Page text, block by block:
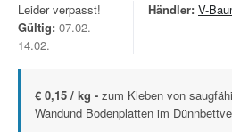
Leider verpasst!
Gültig: 07.02. -
14.02.
Händler: V-
€ 0,15 / kg - zum Kleben von
Wandund Bodenplatten im